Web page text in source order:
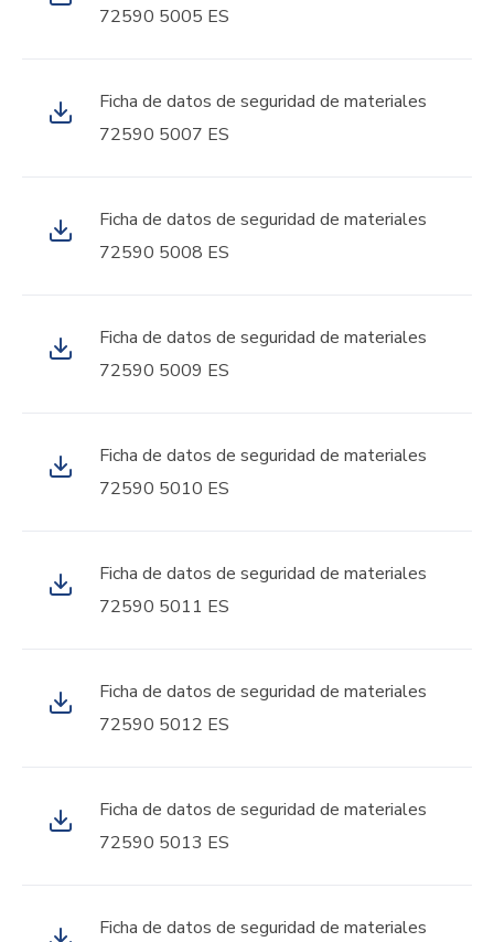
72590 5005 ES
Ficha de datos de seguridad de materiales
72590 5007 ES
Ficha de datos de seguridad de materiales
72590 5008 ES
Ficha de datos de seguridad de materiales
72590 5009 ES
Ficha de datos de seguridad de materiales
72590 5010 ES
Ficha de datos de seguridad de materiales
72590 5011 ES
Ficha de datos de seguridad de materiales
72590 5012 ES
Ficha de datos de seguridad de materiales
72590 5013 ES
Ficha de datos de seguridad de materiales